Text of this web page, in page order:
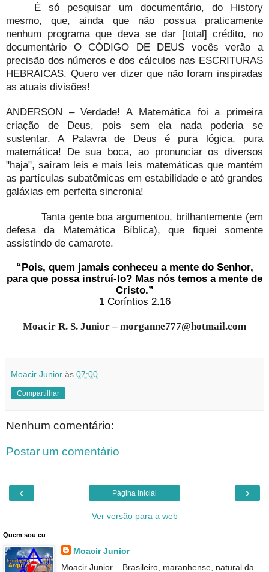
É só pesquisar um documentário, do History
mesmo, que, ainda que não possua praticamente
nenhum programa que deva se dar [total] crédito, no
documentário O CÓDIGO DE DEUS vocês verão a
precisão dos números e dos cálculos nas ESCRITURAS
HEBRAICAS. Quero ver dizer que não foram inspiradas
as atuais divisões!
ANDERSON – Verdade! A Matemática foi a primeira
criação de Deus, pois sem ela nada poderia se
sustentar. A Palavra de Deus é pura lógica, pura
matemática! De sua boca, ao pronunciar os diversos
"haja", saíram leis e mais leis matemáticas que mantém
as partículas subatômicas em estabilidade e até grandes
galáxias em perfeita sincronia!
Tanta gente boa argumentou, brilhantemente (em
defesa da Matemática Bíblica), que fiquei somente
assistindo de camarote.
“Pois, quem jamais conheceu a mente do Senhor,
para que possa instruí-lo? Mas nós temos a mente de
Cristo.”
1 Coríntios 2.16
Moacir R. S. Junior – morganne777@hotmail.com
Moacir Junior às 07:00
Compartilhar
Nenhum comentário:
Postar um comentário
‹ ›
Página inicial
Ver versão para a web
Quem sou eu
Moacir Junior
Moacir Junior – Brasileiro, maranhense, natural da